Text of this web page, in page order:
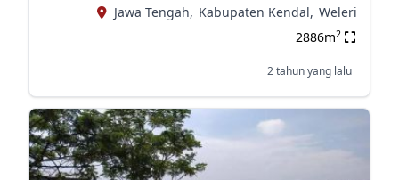
Jawa Tengah, Kabupaten Kendal, Weleri
2886m2
2 tahun yang lalu